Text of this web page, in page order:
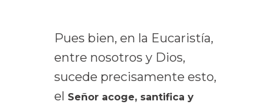
Pues bien, en la Eucaristía,
entre nosotros y Dios,
sucede precisamente esto,
el Señor acoge, santifica y